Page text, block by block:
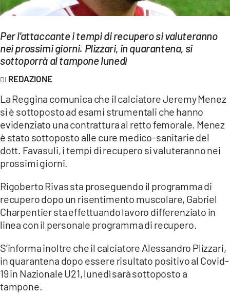
Streaming
LAC TV
LAC NETWORK
LAC ONAIR
LaC
Network
LACPLAY.IT
LACTV.IT
LACITYMAG.IT
ILREGGINO.IT
COSENZACHANNEL.IT
ILVIBONESE.IT
CATANZAROCHANNEL.IT
Per l'attaccante i tempi di recupero si valuteranno
nei prossimi giorni. Plizzari, in quarantena, si
sottoporrà al tampone lunedì
REDAZIONE
La Reggina comunica che il calciatore Jeremy Menez
si è sottoposto ad esami strumentali che hanno
evidenziato una contrattura al retto femorale. Menez
è stato sottoposto alle cure medico-sanitarie del
dott. Favasuli, i tempi di recupero si valuteranno nei
prossimi giorni.
Rigoberto Rivas sta proseguendo il programma di
recupero dopo un risentimento muscolare, Gabriel
Charpentier sta effettuando lavoro differenziato in
linea con il personale programma di recupero.
S’informa inoltre che il calciatore Alessandro Plizzari,
in quarantena dopo essere risultato positivo al Covid-
19 in Nazionale U21, lunedì sarà sottoposto a
tampone.